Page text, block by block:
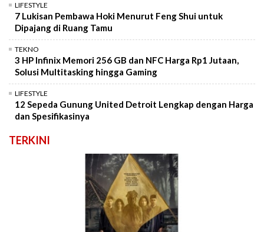
LIFESTYLE
7 Lukisan Pembawa Hoki Menurut Feng Shui untuk
Dipajang di Ruang Tamu
TEKNO
3 HP Infinix Memori 256 GB dan NFC Harga Rp1 Jutaan,
Solusi Multitasking hingga Gaming
LIFESTYLE
12 Sepeda Gunung United Detroit Lengkap dengan Harga
dan Spesifikasinya
TERKINI